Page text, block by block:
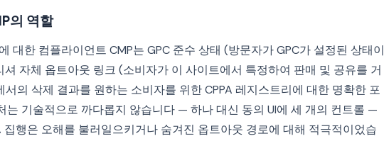
의 역할
대한 컴플라이언트 CMP는 GPC 준수 상태 (방문자가 GPC가 설정된 상태이
자체 옵트아웃 링크 (소비자가 이 사이트에서 특정하여 판매 및 공유를 거
의 삭제 결과를 원하는 소비자를 위한 CPPA 레지스트리에 대한 명확한 포
는 기술적으로 까다롭지 않습니다 — 하나 대신 동의 UI에 세 개의 컨트롤 —
집행은 오해를 불러일으키거나 숨겨진 옵트아웃 경로에 대해 적극적이었습